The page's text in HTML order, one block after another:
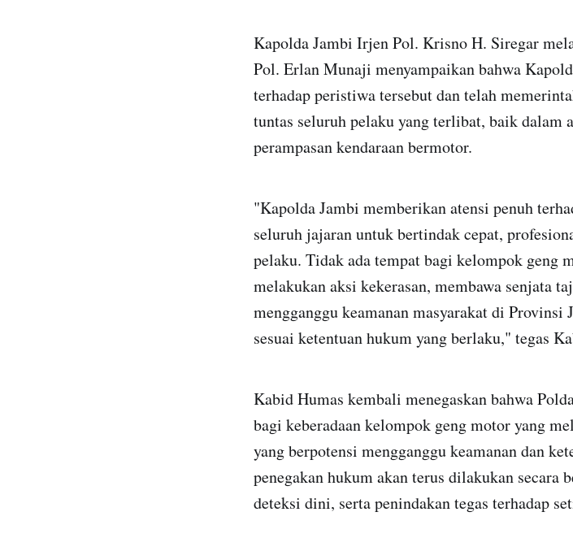
Kapolda Jambi Irjen Pol. Krisno H. Siregar
Pol. Erlan Munaji menyampaikan bahwa
terhadap peristiwa tersebut dan telah
tuntas seluruh pelaku yang terlibat, baik dalam
perampasan kendaraan bermotor.
"Kapolda Jambi memberikan atensi penuh
seluruh jajaran untuk bertindak cepat,
pelaku. Tidak ada tempat bagi kelompok geng
melakukan aksi kekerasan, membawa senjata
mengganggu keamanan masyarakat di
sesuai ketentuan hukum yang berlaku," tegas
Kabid Humas kembali menegaskan bahwa
bagi keberadaan kelompok geng motor yang
yang berpotensi mengganggu keamanan dan
penegakan hukum akan terus dilakukan
deteksi dini, serta penindakan tegas terhadap